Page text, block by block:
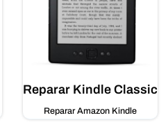
Reparar Kindle Classic
Reparar Amazon Kindle